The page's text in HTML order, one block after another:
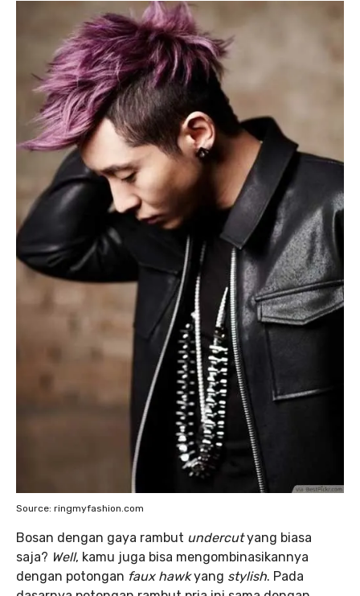
Source: ringmyfashion.com
Bosan dengan gaya rambut undercutyang biasa
saja? Well, kamu juga bisa mengombinasikannya
dengan potongan faux hawkyang stylish. Pada